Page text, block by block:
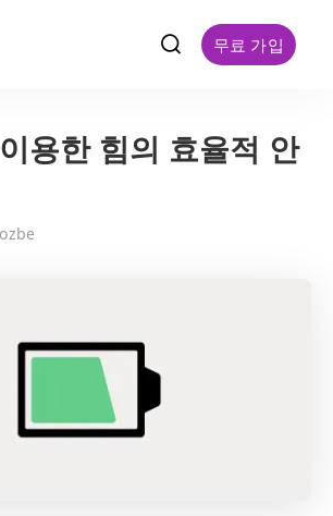
f 무료 가입
용한 힘의 효율적 안